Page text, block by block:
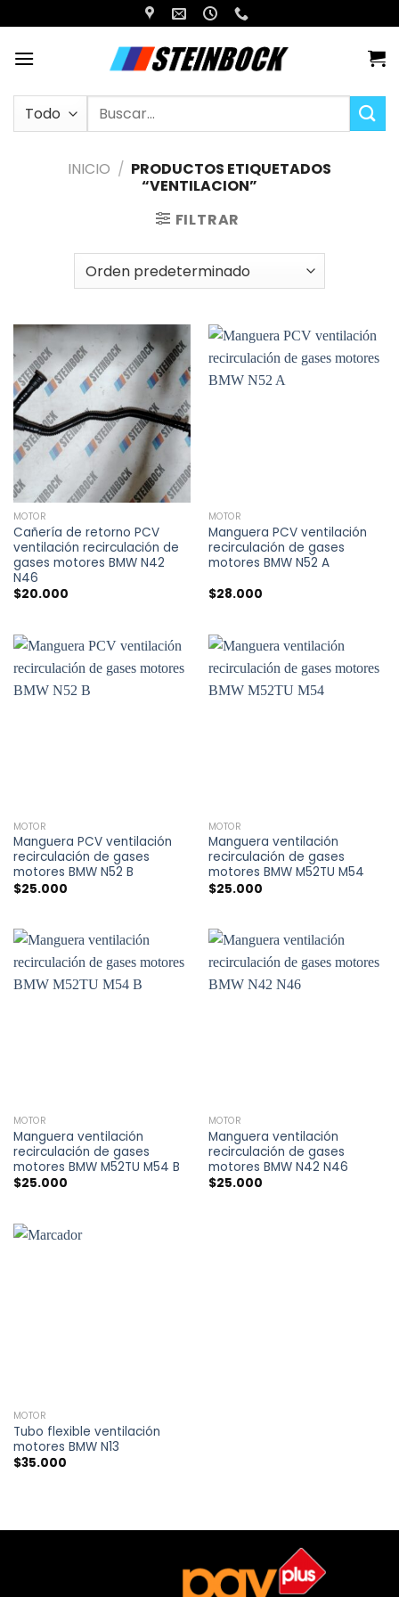
al
contenido
Buscar
INICIO / PRODUCTOS ETIQUETADOS
“VENTILACION”
FILTRAR
MOTOR
Cañería de retorno PCV
ventilación recirculación de
gases motores BMW N42
N46
$20.000
MOTOR
Manguera PCV ventilación
recirculación de gases
motores BMW N52 A
$28.000
MOTOR
Manguera PCV ventilación
recirculación de gases
motores BMW N52 B
$25.000
MOTOR
Manguera ventilación
recirculación de gases
motores BMW M52TU M54
$25.000
MOTOR
Manguera ventilación
recirculación de gases
motores BMW M52TU M54 B
$25.000
MOTOR
Manguera ventilación
recirculación de gases
motores BMW N42 N46
$25.000
MOTOR
Tubo flexible ventilación
motores BMW N13
$35.000